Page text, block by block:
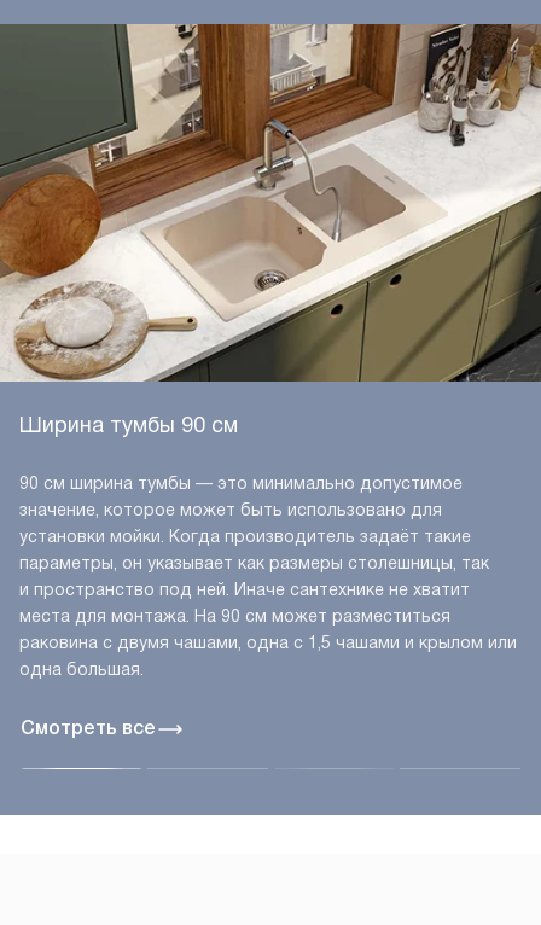
Смотреть все
Ширина тумбы 90 см
90 см ширина тумбы — это минимально допустимое
значение, которое может быть использовано для
установки мойки. Когда производитель задаёт такие
параметры, он указывает как размеры столешницы, так
и пространство под ней. Иначе сантехнике не хватит
места для монтажа. На 90 см может разместиться
раковина с двумя чашами, одна с 1,5 чашами и крылом или
одна большая.